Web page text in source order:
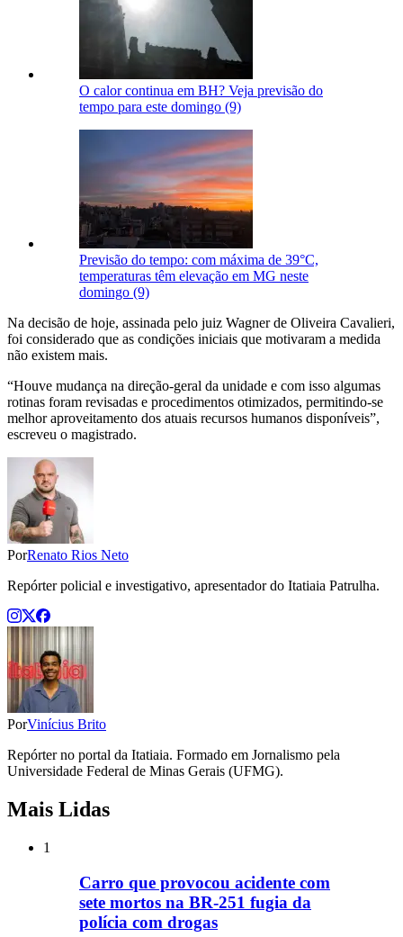
O calor continua em BH? Veja previsão do
tempo para este domingo (9)
Previsão do tempo: com máxima de 39°C,
temperaturas têm elevação em MG neste
domingo (9)
Na decisão de hoje, assinada pelo juiz Wagner de Oliveira Cavalieri,
foi considerado que as condições iniciais que motivaram a medida
não existem mais.
“Houve mudança na direção-geral da unidade e com isso algumas
rotinas foram revisadas e procedimentos otimizados, permitindo-se
melhor aproveitamento dos atuais recursos humanos disponíveis”,
escreveu o magistrado.
PorRenato Rios Neto
Repórter policial e investigativo, apresentador do Itatiaia Patrulha.
PorVinícius Brito
Repórter no portal da Itatiaia. Formado em Jornalismo pela
Universidade Federal de Minas Gerais (UFMG).
Mais Lidas
1
Carro que provocou acidente com
sete mortos na BR-251 fugia da
polícia com drogas